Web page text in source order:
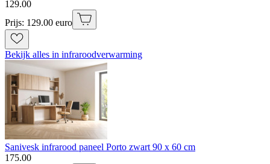
129.00
Prijs: 129.00 euro
Bekijk alles in infraroodverwarming
Sanivesk infrarood paneel Porto zwart 90 x 60 cm
175.00